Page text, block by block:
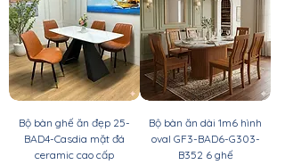
Bộ bàn ghế ăn đẹp 25-
BAD4-Casdia mặt đá
ceramic cao cấp
Bộ bàn ăn dài 1m6 hình
oval GF3-BAD6-G303-
B352 6 ghế